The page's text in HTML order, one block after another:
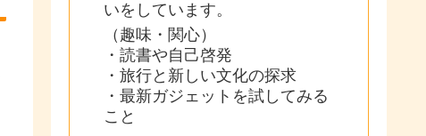
いをしています。
（趣味・関心）
・読書や自己啓発
・旅行と新しい文化の探求
・最新ガジェットを試してみる
こと